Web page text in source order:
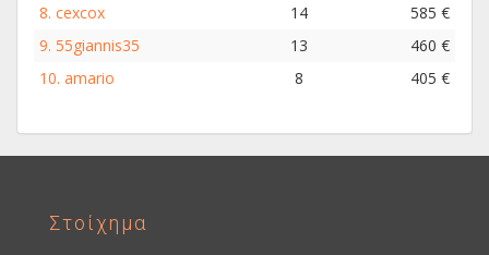
8. cexcox 14
585 €
9. 55giannis35 13
460 €
10. amario 8 405 €
Στοίχημα